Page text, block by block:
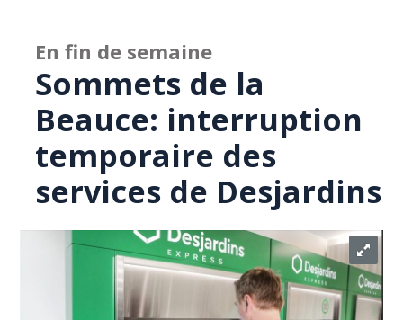
En fin de semaine
Sommets de la
Beauce: interruption
temporaire des
services de Desjardins